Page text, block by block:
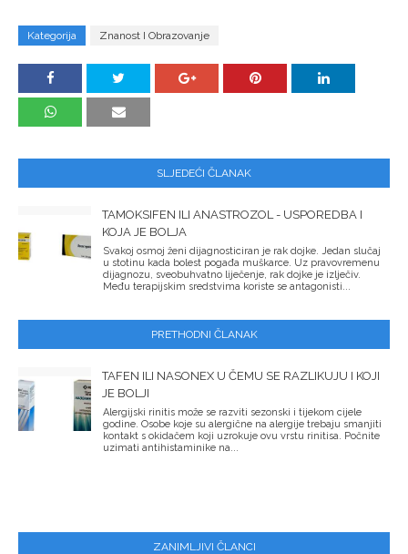
Kategorija Znanost I Obrazovanje
SLJEDEĆI ČLANAK
TAMOKSIFEN ILI ANASTROZOL - USPOREDBA I
KOJA JE BOLJA
Svakoj osmoj ženi dijagnosticiran je rak dojke. Jedan slučaj
u stotinu kada bolest pogađa muškarce. Uz pravovremenu
dijagnozu, sveobuhvatno liječenje, rak dojke je izlječiv.
Među terapijskim sredstvima koriste se antagonisti...
PRETHODNI ČLANAK
TAFEN ILI NASONEX U ČEMU SE RAZLIKUJU I KOJI
JE BOLJI
Alergijski rinitis može se razviti sezonski i tijekom cijele
godine. Osobe koje su alergične na alergije trebaju smanjiti
kontakt s okidačem koji uzrokuje ovu vrstu rinitisa. Počnite
uzimati antihistaminike na...
ZANIMLJIVI ČLANCI